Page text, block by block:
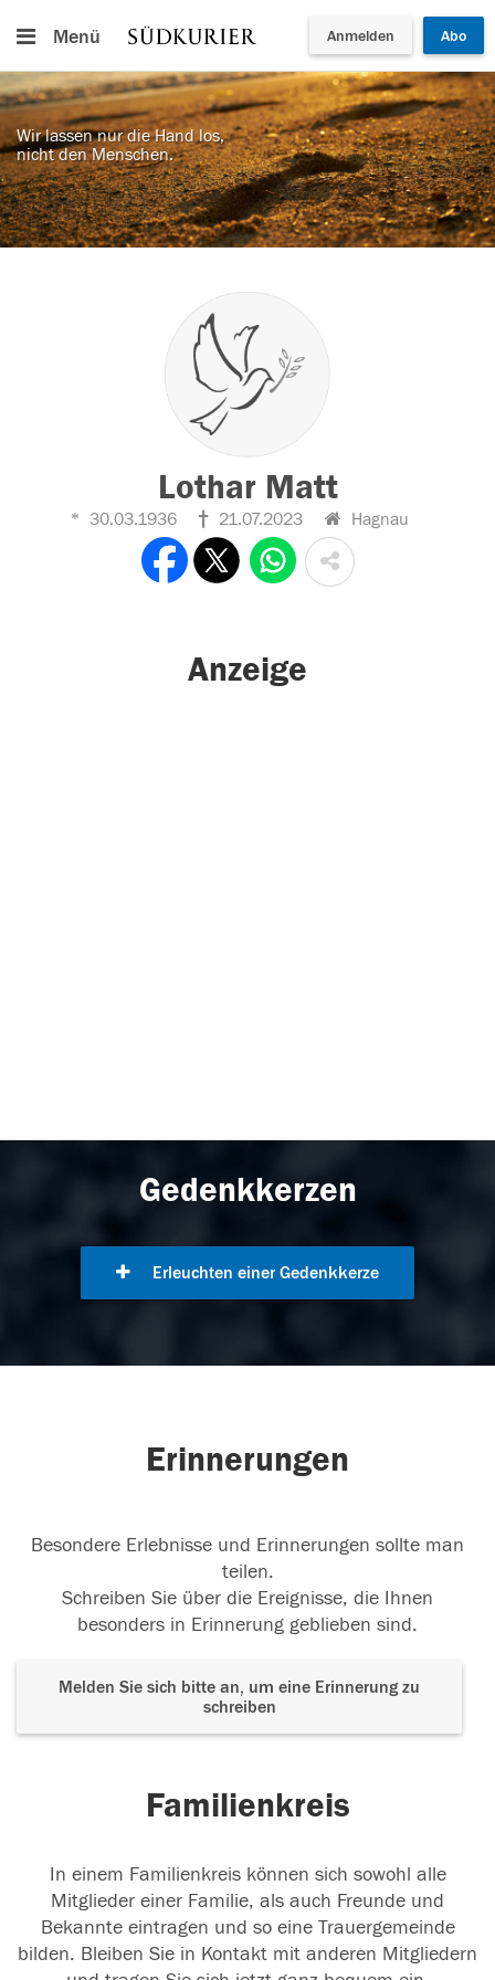
Menü Anmelden Abo
Wir lassen nur die Hand los,
nicht den Menschen.
Lothar Matt
30.03.1936 21.07.2023 Hagnau
Anzeige
Gedenkkerzen
Erleuchten einer Gedenkkerze
Erinnerungen
Besondere Erlebnisse und Erinnerungen sollte man
teilen.
Schreiben Sie über die Ereignisse, die Ihnen
besonders in Erinnerung geblieben sind.
Melden Sie sich bitte an, um eine Erinnerung zu
schreiben
Familienkreis
In einem Familienkreis können sich sowohl alle
Mitglieder einer Familie, als auch Freunde und
Bekannte eintragen und so eine Trauergemeinde
bilden. Bleiben Sie in Kontakt mit anderen Mitgliedern